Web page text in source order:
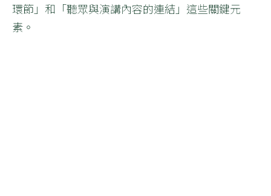
環節」和「聽眾與演講內容的連結」這些關鍵元
素。